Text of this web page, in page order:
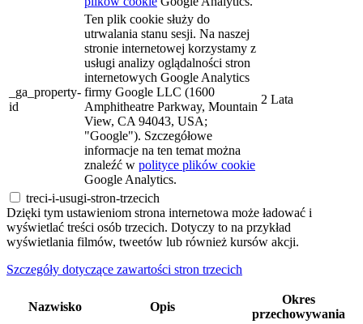
_ga_property-
id
Ten plik cookie służy do
utrwalania stanu sesji. Na naszej
stronie internetowej korzystamy z
usługi analizy oglądalności stron
internetowych Google Analytics
firmy Google LLC (1600
Amphitheatre Parkway, Mountain
View, CA 94043, USA;
"Google"). Szczegółowe
informacje na ten temat można
znaleźć w polityce plików cookie
Google Analytics.
2 Lata
treci-i-usugi-stron-trzecich
Dzięki tym ustawieniom strona internetowa może ładować i
wyświetlać treści osób trzecich. Dotyczy to na przykład
wyświetlania filmów, tweetów lub również kursów akcji.
Szczegóły dotyczące zawartości stron trzecich
Nazwisko Opis
Okres
przechowywania